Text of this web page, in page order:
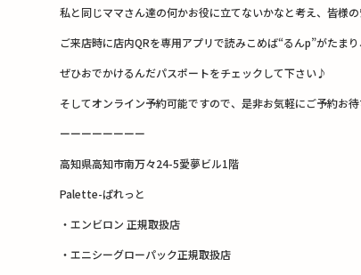
私と同じママさん達の何かお役に立てないかなと考え、皆様
ご来店時に店内QRを専用アプリで読みこめば“るんp”がたま
ぜひおでかけるんだパスポートをチェックして下さい♪
そしてオンライン予約可能ですので、是非お気軽にご予約お
ーーーーーーーー
高知県高知市南万々24-5愛夢ビル1階
Palette-ぱれっと
・エンビロン 正規取扱店
・エニシーグローパック正規取扱店